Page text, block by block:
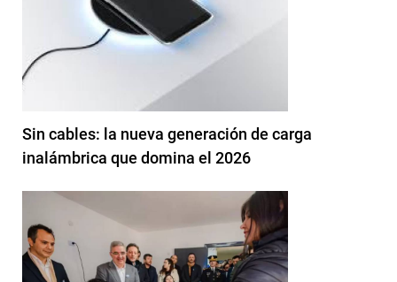
Sin cables: la nueva generación de carga
inalámbrica que domina el 2026